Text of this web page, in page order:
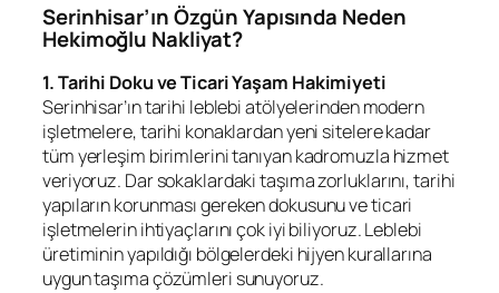
Serinhisar’ın Özgün Yapısında Neden
Hekimoğlu Nakliyat?
1. Tarihi Doku ve Ticari Yaşam Hakimiyeti
Serinhisar’ın tarihi leblebi atölyelerinden modern
işletmelere, tarihi konaklardan yeni sitelere kadar
tüm yerleşim birimlerini tanıyan kadromuzla hizmet
veriyoruz. Dar sokaklardaki taşıma zorluklarını, tarihi
yapıların korunması gereken dokusunu ve ticari
işletmelerin ihtiyaçlarını çok iyi biliyoruz. Leblebi
üretiminin yapıldığı bölgelerdeki hijyen kurallarına
uygun taşıma çözümleri sunuyoruz.